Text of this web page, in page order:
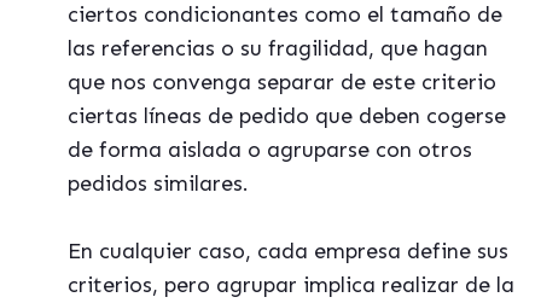
ciertos condicionantes como el tamaño de
las referencias o su fragilidad, que hagan
que nos convenga separar de este criterio
ciertas líneas de pedido que deben cogerse
de forma aislada o agruparse con otros
pedidos similares.
En cualquier caso, cada empresa define sus
criterios, pero agrupar implica realizar de la